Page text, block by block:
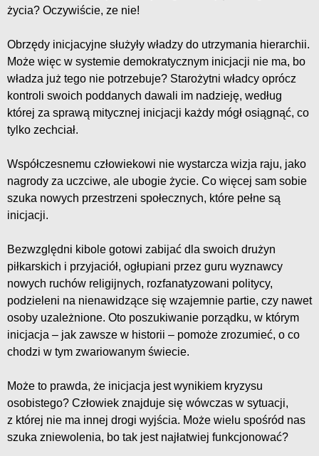
życia? Oczywiście, ze nie!
Obrzędy inicjacyjne służyły władzy do utrzymania hierarchii.
Może więc w systemie demokratycznym inicjacji nie ma, bo
władza już tego nie potrzebuje? Starożytni władcy oprócz
kontroli swoich poddanych dawali im nadzieję, według
której za sprawą mitycznej inicjacji każdy mógł osiągnąć, co
tylko zechciał.
Współczesnemu człowiekowi nie wystarcza wizja raju, jako
nagrody za uczciwe, ale ubogie życie. Co więcej sam sobie
szuka nowych przestrzeni społecznych, które pełne są
inicjacji.
Bezwzględni kibole gotowi zabijać dla swoich drużyn
piłkarskich i przyjaciół, ogłupiani przez guru wyznawcy
nowych ruchów religijnych, rozfanatyzowani politycy,
podzieleni na nienawidzące się wzajemnie partie, czy nawet
osoby uzależnione. Oto poszukiwanie porządku, w którym
inicjacja – jak zawsze w historii – pomoże zrozumieć, o co
chodzi w tym zwariowanym świecie.
Może to prawda, że inicjacja jest wynikiem kryzysu
osobistego? Człowiek znajduje się wówczas w sytuacji,
z której nie ma innej drogi wyjścia. Może wielu spośród nas
szuka zniewolenia, bo tak jest najłatwiej funkcjonować?